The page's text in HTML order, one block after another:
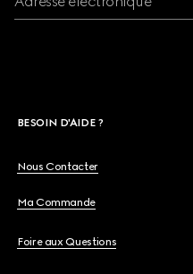
BESOIN D'AIDE ?
Nous Contacter
Ma Commande
Foire aux Questions